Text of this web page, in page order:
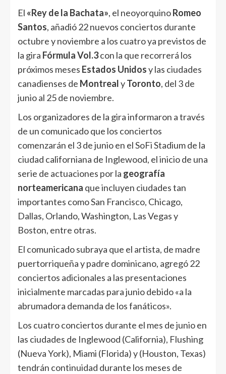
El «Rey de la Bachata», el neoyorquinoRomeo
Santos, añadió 22 nuevos conciertos durante
octubre y noviembre a los cuatro ya previstos de
la gira Fórmula Vol.3con la que recorrerá los
próximos meses Estados Unidosy las ciudades
canadienses de MontrealyToronto, del 3 de
junio al 25 de noviembre.
Los organizadores de la gira informaron a través
de un comunicado que los conciertos
comenzarán el 3 de junio en el SoFi Stadium de la
ciudad californiana de Inglewood, el inicio de una
serie de actuaciones por la geografía
norteamericana que incluyen ciudades tan
importantes como San Francisco, Chicago,
Dallas, Orlando, Washington, Las Vegas y
Boston, entre otras.
El comunicado subraya que el artista, de madre
puertorriqueña y padre dominicano, agregó 22
conciertos adicionales a las presentaciones
inicialmente marcadas para junio debido «a la
abrumadora demanda de los fanáticos».
Los cuatro conciertos durante el mes de junio en
las ciudades de Inglewood (California), Flushing
(Nueva York), Miami (Florida) y (Houston, Texas)
tendrán continuidad durante los meses de